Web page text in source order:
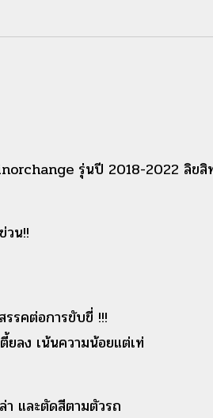
รุ่นปี 2018-2022 ลิขสิ
วน!!
รคต่อการขับขี่ !!!
ลง เน้นความน้อยแต่เท่
และตัดสีตามตัวรถ